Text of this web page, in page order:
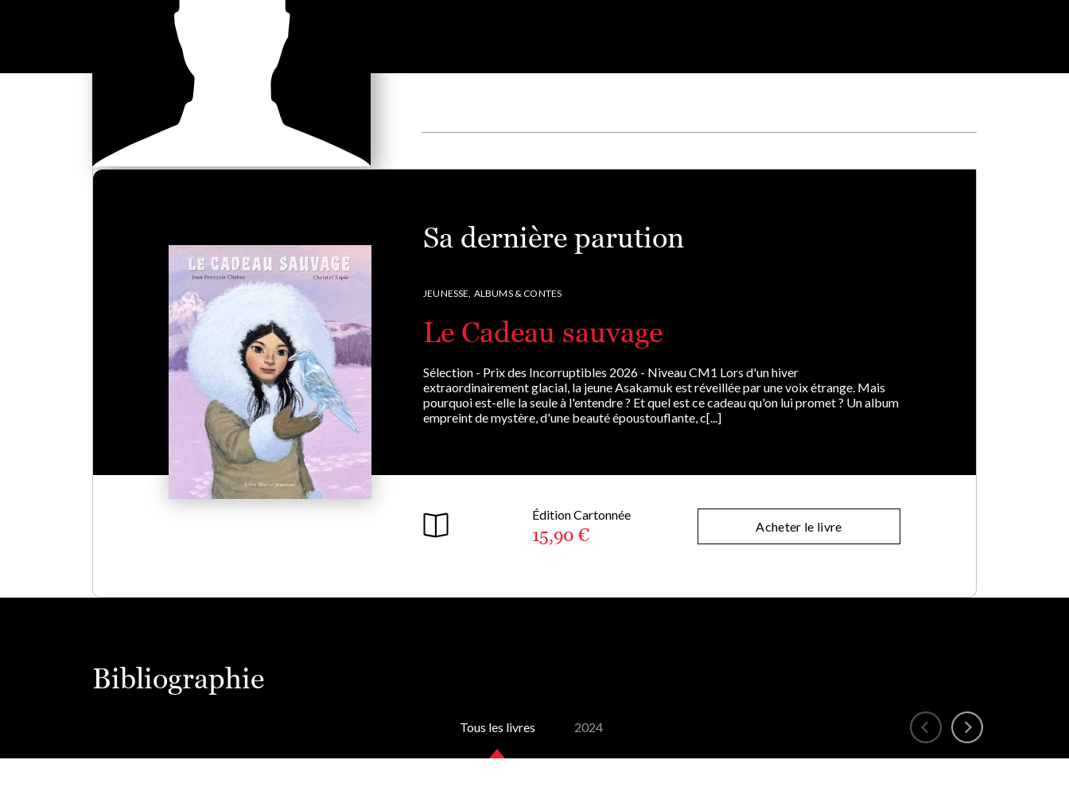
Sa dernière parution
JEUNESSE, ALBUMS & CONTES
Le Cadeau sauvage
Sélection - Prix des Incorruptibles 2026 - Niveau CM1 Lors d'un hiver
extraordinairement glacial, la jeune Asakamuk est réveillée par une voix étrange. Mais
pourquoi est-elle la seule à l'entendre ? Et quel est ce cadeau qu'on lui promet ? Un album
empreint de mystère, d'une beauté époustouflante, c[...]
Édition Cartonnée
15,90 € Acheter le livre
Bibliographie
Tous les livres 2024